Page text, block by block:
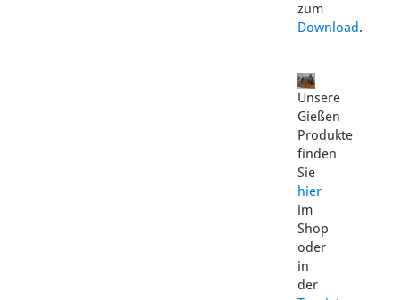
zum
Download.
Unsere
Gießen
Produkte
finden
Sie
hier
im
Shop
oder
in
der